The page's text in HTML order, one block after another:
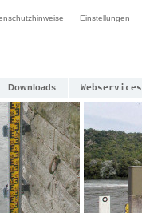
Einstellungen
Downloads Webservices